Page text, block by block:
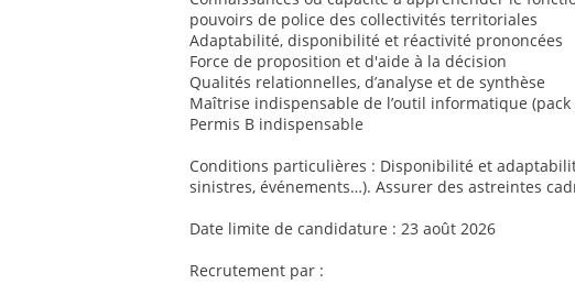
pouvoirs de police des collectivités territoriales
Adaptabilité, disponibilité et réactivité prononcées
Force de proposition et d'aide à la décision
Qualités relationnelles, d’analyse et de synthèse
Maîtrise indispensable de l’outil informatique
Permis B indispensable
Conditions particulières : Disponibilité et
sinistres, événements…). Assurer des astreintes
Date limite de candidature : 23 août 2026
Recrutement par :